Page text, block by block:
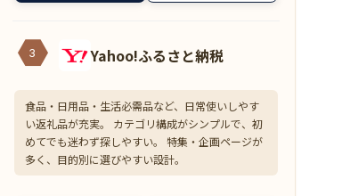
とび魚
3 Yahoo!ふるさと納税
食品・日用品・生活必需品など、日常使いしやす
い返礼品が充実。 カテゴリ構成がシンプルで、初
めてでも迷わず探しやすい。 特集・企画ページが
多く、目的別に選びやすい設計。